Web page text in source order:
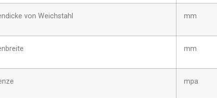
von Weichstahl mm
mm
mpa